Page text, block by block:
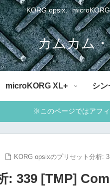
KORG opsix、
カムカム
microKORG XL+ シン
※このページではアフ
KORG opsixのプリセット分析:
: 339 [TMP]